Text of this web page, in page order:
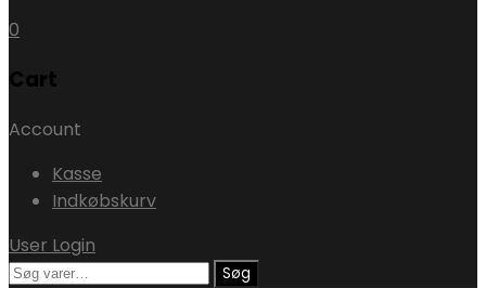
0
Cart
Account
Kasse
Indkøbskurv
User Login
Søg
Søg